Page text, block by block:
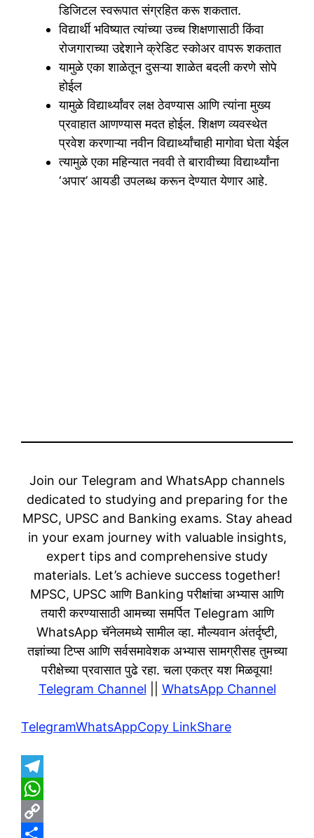
डिजिटल स्वरूपात संग्रहित करू शकतात.
विद्यार्थी भविष्यात त्यांच्या उच्च शिक्षणासाठी किंवा
रोजगाराच्या उद्देशाने क्रेडिट स्कोअर वापरू शकतात
यामुळे एका शाळेतून दुसऱ्या शाळेत बदली करणे सोपे
होईल
यामुळे विद्यार्थ्यांवर लक्ष ठेवण्यास आणि त्यांना मुख्य
प्रवाहात आणण्यास मदत होईल. शिक्षण व्यवस्थेत
प्रवेश करणाऱ्या नवीन विद्यार्थ्यांचाही मागोवा घेता येईल
त्यामुळे एका महिन्यात नववी ते बारावीच्या विद्यार्थ्यांना
‘अपार’ आयडी उपलब्ध करून देण्यात येणार आहे.
Join our Telegram and WhatsApp channels
dedicated to studying and preparing for the
MPSC, UPSC and Banking exams. Stay ahead
in your exam journey with valuable insights,
expert tips and comprehensive study
materials. Let’s achieve success together!
MPSC, UPSC आणि Banking परीक्षांचा अभ्यास आणि
तयारी करण्यासाठी आमच्या समर्पित Telegram आणि
WhatsApp चॅनेलमध्ये सामील व्हा. मौल्यवान अंतर्दृष्टी,
तज्ञांच्या टिप्स आणि सर्वसमावेशक अभ्यास सामग्रीसह तुमच्या
परीक्षेच्या प्रवासात पुढे रहा. चला एकत्र यश मिळवूया!
Telegram Channel
WhatsApp Channel
TelegramWhatsAppCopy LinkShare
T
e
W
h
C